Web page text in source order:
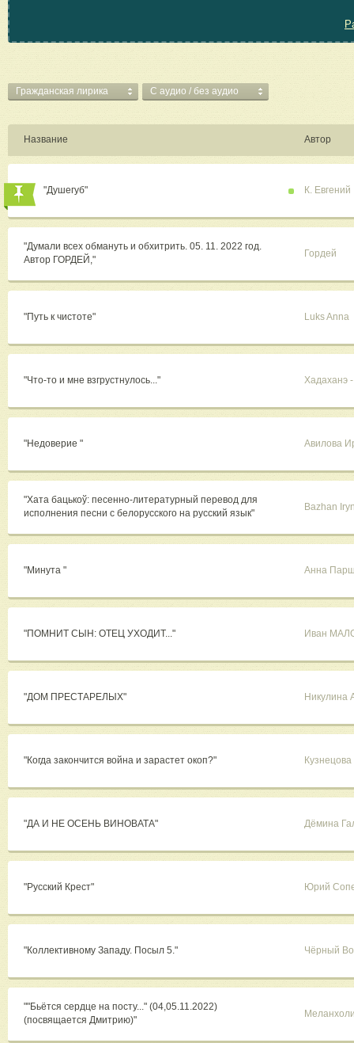
Гражданская лирика C аудио / без аудио
Название Автор
"Душегуб" К. Евгений
"Думали всех обмануть и обхитрить. 05. 11. 2022 год.
Автор ГОРДЕЙ,"
Гордей
"Путь к чистоте" Luks Anna
"Что-то и мне взгрустнулось..." Хадаханэ
"Недоверие " Авилова
"Хата бацькоў: песенно-литературный перевод для
исполнения песни с белорусского на русский язык"
Bazhan
"Минута " Анна
"ПОМНИТ СЫН: ОТЕЦ УХОДИТ..." Иван
"ДОМ ПРЕСТАРЕЛЫХ" Никулина
"Когда закончится война и зарастет окоп?"
"ДА И НЕ ОСЕНЬ ВИНОВАТА" Дёмина
"Русский Крест" Юрий
"Коллективному Западу. Посыл 5." Чёрный
""Бьётся сердце на посту..." (04,05.11.2022)
(посвящается Дмитрию)"